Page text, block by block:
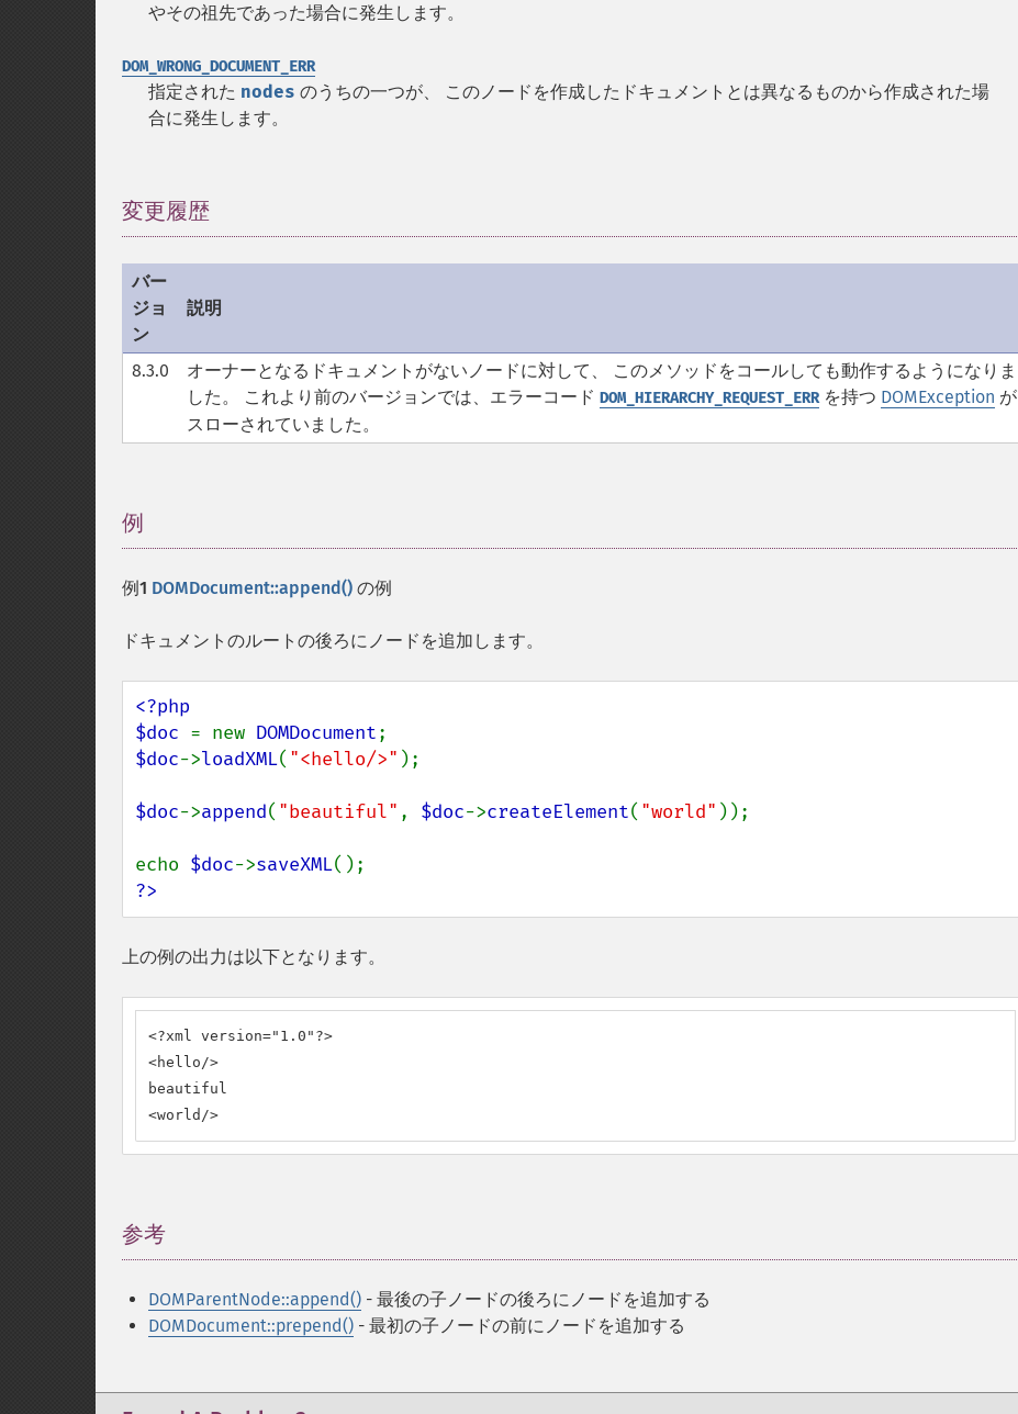
やその祖先であった場合に発生します。
DOM_WRONG_DOCUMENT_ERR
指定された nodes のうちの一つが、 このノードを作成したドキュメントとは異なるものから作成された場
合に発生します。
変更履歴
バー
ジョ
ン
説明
8.3.0
オーナーとなるドキュメントがないノードに対して、 このメソッドをコールしても動作するようになりま
した。 これより前のバージョンでは、エラーコード DOM_HIERARCHY_REQUEST_ERRを持つ DOMException が
スローされていました。
例
例1 DOMDocument::append() の例
ドキュメントのルートの後ろにノードを追加します。
<?php
$doc = new DOMDocument
$doc->loadXML( "<hello/>" );
$doc->append( "beautiful" , $doc->createElement( "world" ));
echo $doc->saveXML
?>
上の例の出力は以下となります。
<?xml version="1.0"?>
<hello/>
beautiful
<world/>
参考
DOMParentNode::append() - 最後の子ノードの後ろにノードを追加する
DOMDocument::prepend() - 最初の子ノードの前にノードを追加する